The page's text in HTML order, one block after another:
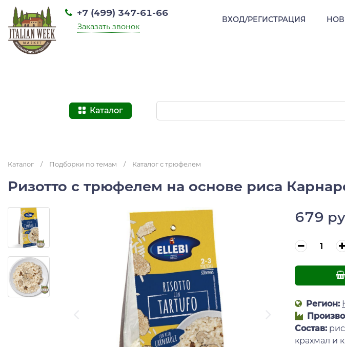
+7 (499) 347-61-66
Заказать звонок
ВХОД/РЕГИСТРАЦИЯ
Каталог
Каталог / Подборки по темам / Каталог с трюфелем
Ризотто с трюфелем на основе риса
679
Регион:
Состав:
крахмал и